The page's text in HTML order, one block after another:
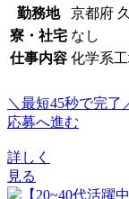
勤務地
京都府
寮・社宅 なし
仕事内容 化学系
＼最短45秒で完了
応募へ進む
詳しく
見る